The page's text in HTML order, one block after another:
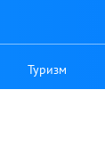
Туризм